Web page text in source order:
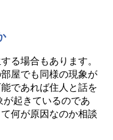
る場合もあります。
屋でも同様の現象が
であれば住人と話を
が起きているのであ
何が原因なのか相談